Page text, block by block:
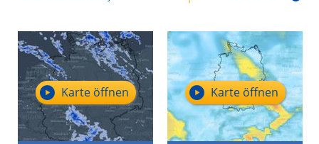
Karte öffnen Karte öffnen